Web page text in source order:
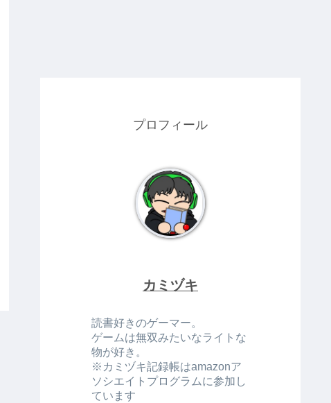
プロフィール
カミヅキ
読書好きのゲーマー。
ゲームは無双みたいなライトな
物が好き。
※カミヅキ記録帳はamazonア
ソシエイトプログラムに参加し
ています